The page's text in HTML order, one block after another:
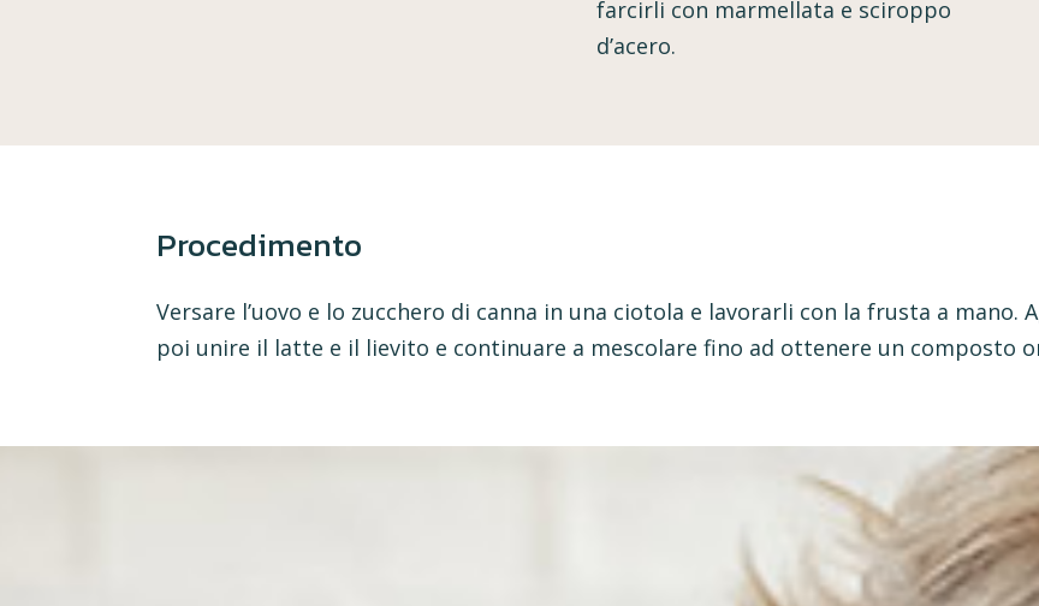
farcirli con marmellata e sciroppo
d’acero.
Procedimento
Versare l’uovo e lo zucchero di canna in una ciotola e lavorarli con la frusta a mano.
poi unire il latte e il lievito e continuare a mescolare fino ad ottenere un composto